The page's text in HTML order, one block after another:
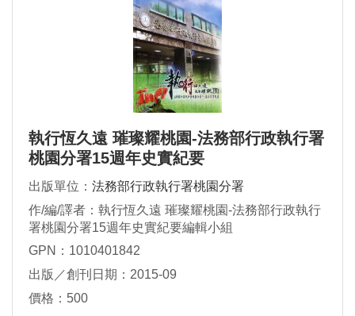
執行恆久遠 璀璨耀桃園-法務部行政執行署
桃園分署15週年史實紀要
出版單位： 法務部行政執行署桃園分署
作/編/譯者：執行恆久遠 璀璨耀桃園-法務部行政執行
署桃園分署15週年史實紀要編輯小組
GPN：1010401842
出版／創刊日期：2015-09
價格：500